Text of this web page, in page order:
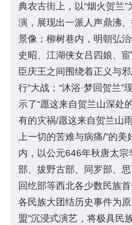
典农古街上，以“烟火贺兰
演，展现出一派人声鼎沸
景像；柳树巷内，明朝弘
史昭、江湖侠女吕四娘、
臣庆王之间围绕着正义与
行”大战；“沐浴·梦回贺兰”
示了“愿这来自贺兰山深处
有的灾祸/愿这来自贺兰山
上一切的苦难与病痛/”的
内，以公元646年秋唐太宗
部、拔野古部、同罗部、思
回纥部等西北各少数民族
各民族大团结历史事件为
盟”沉浸式演艺，将极具民